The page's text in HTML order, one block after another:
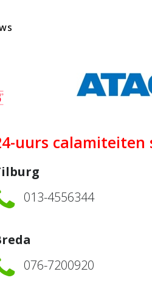
uurs calamiteiten
013-4556344
076-7200920